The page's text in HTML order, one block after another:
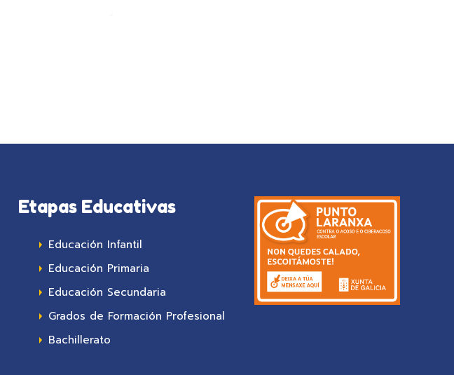
Etapas Educativas
Educación Infantil
Educación Primaria
Educación Secundaria
Grados de Formación Profesional
Bachillerato